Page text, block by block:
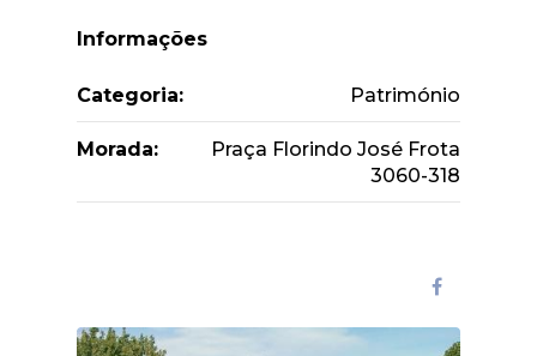
Informações
Categoria: Património
Morada:
Praça Florindo José Frota
3060-318